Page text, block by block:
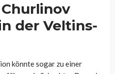
der Veltins-
könnte sogar zu einer